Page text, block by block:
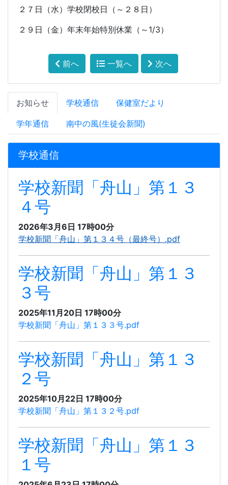
２７日（水）学校閉校日（～２８日）
２９日（金）年末年始特別休業（～ 1/3）
前へ 一覧へ 次へ
お知らせ 学校通信 保健室だより
学年通信 南中の風(生徒会新聞)
学校通信
学校新聞「舟山」第１３
４号
2026年3月6日 17時00分
学校新聞「舟山」第１３４号（最終号）.pdf
学校新聞「舟山」第１３
３号
2025年11月20日 17時00分
学校新聞「舟山」第１３３号.pdf
学校新聞「舟山」第１３
２号
2025年10月22日 17時00分
学校新聞「舟山」第１３２号.pdf
学校新聞「舟山」第１３
１号